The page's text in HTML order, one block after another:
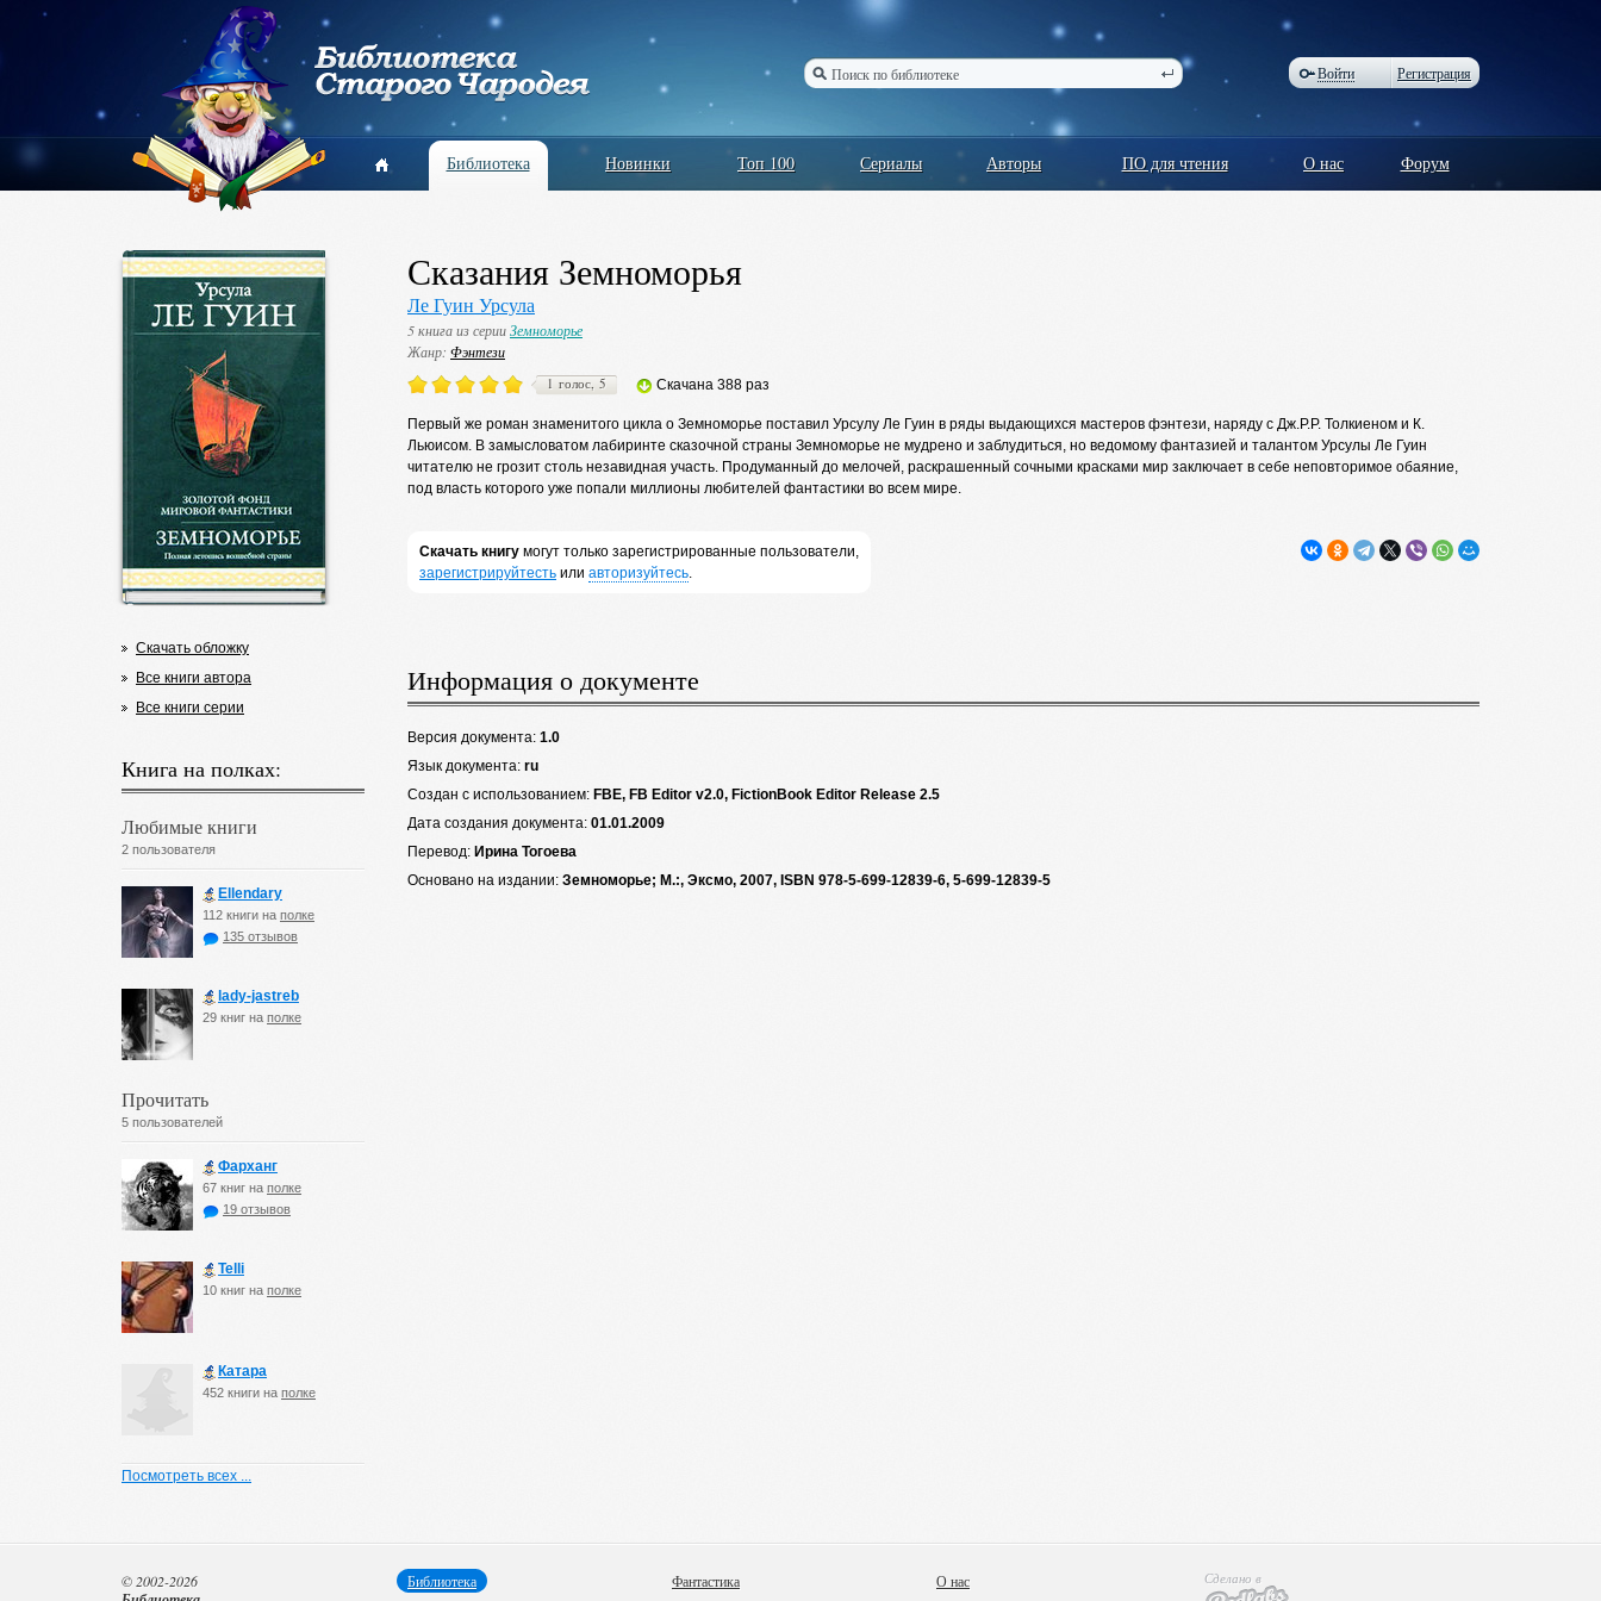
Войти Регистрация
Библиотека Новинки Топ 100 Сериалы Авторы ПО для чтения О нас Форум
Скачать обложку
Все книги автора
Все книги серии
Книга на полках:
Любимые книги
2 пользователя
Ellendary
112 книги на полке
135 отзывов
lady-jastreb
29 книг на полке
Прочитать
5 пользователей
Фарханг
67 книг на полке
19 отзывов
Telli
10 книг на полке
Катара
452 книги на полке
Посмотреть всех ...
Сказания Земноморья
Ле Гуин Урсула
5 книга из серииЗемноморье
Жанр: Фэнтези
1 голос, 5 Скачана 388 раз
Первый же роман знаменитого цикла о Земноморье поставил Урсулу Ле Гуин в ряды выдающихся мастеров фэнтези, наряду с Дж.P.P. Толкиеном и К.
Льюисом. В замысловатом лабиринте сказочной страны Земноморье не мудрено и заблудиться, но ведомому фантазией и талантом Урсулы Ле Гуин
читателю не грозит столь незавидная участь. Продуманный до мелочей, раскрашенный сочными красками мир заключает в себе неповторимое обаяние,
под власть которого уже попали миллионы любителей фантастики во всем мире.
Скачать книгу могут только зарегистрированные пользователи,
зарегистрируйтесть или авторизуйтесь.
Информация о документе
Версия документа: 1.0
Язык документа: ru
Создан с использованием: FBE, FB Editor v2.0, FictionBook Editor Release 2.5
Дата создания документа: 01.01.2009
Перевод: Ирина Тогоева
Основано на издании: Земноморье; М.:, Эксмо, 2007, ISBN 978-5-699-12839-6, 5-699-12839-5
Библиотека Фантастика О нас
© 2002-2026 Сделано в